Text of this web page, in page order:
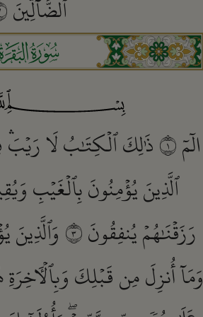
ٱلضَّآلِّينَ
الٓمٓ١ذَٰلِكَ ٱلۡكِتَٰبُ لَا رَيۡبَۛ
ٱلَّذِينَ يُؤۡمِنُونَ بِٱلۡغَيۡبِ
رَزَقۡنَٰهُمۡ يُنفِقُونَ٣وَٱلَّذِينَ
وَمَآ أُنزِلَ مِن قَبۡلِكَ